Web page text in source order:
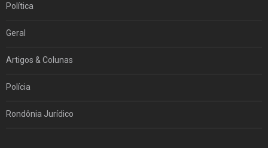
Política
Geral
Artigos & Colunas
Polícia
Rondônia Jurídico